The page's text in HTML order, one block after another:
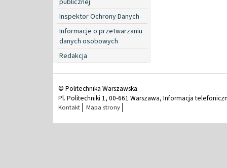
Inspektor Ochrony Danych
Informacje o przetwarzaniu
danych osobowych
Redakcja
© Politechnika Warszawska
Pl. Politechniki 1, 00-661 Warszawa, Informacja
Kontakt Mapa strony